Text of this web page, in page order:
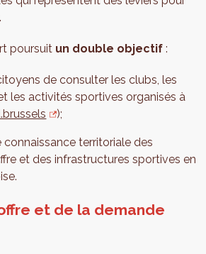
poursuit un double objectif :
de consulter les clubs, les
les activités sportives organisés à
);
territoriale des
et des infrastructures sportives en
et de la demande